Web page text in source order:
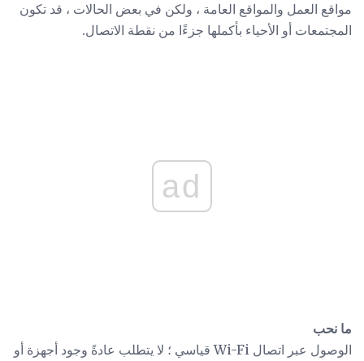
مواقع العمل والمواقع العامة ، ولكن في بعض الحالات ، قد تكون
المجتمعات أو الأحياء بأكملها جزءًا من نقطة الاتصال.
ad
ما نحب
الوصول عبر اتصال Wi-Fi قياسي ؛ لا يتطلب عادةً وجود أجهزة أو